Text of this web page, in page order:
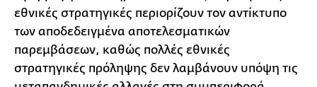
εθνικές στρατηγικές περιορίζουν τον αντίκτυπο
των αποδεδειγμένα αποτελεσματικών
παρεμβάσεων, καθώς πολλές εθνικές
στρατηγικές πρόληψης δεν λαμβάνουν υπόψη τις